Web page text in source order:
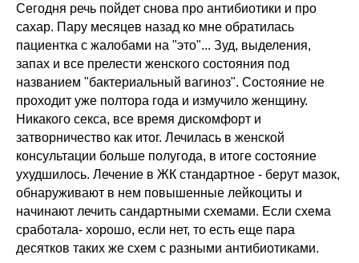
Сегодня речь пойдет снова про антибиотики и про
сахар. Пару месяцев назад ко мне обратилась
пациентка с жалобами на "это"... Зуд, выделения,
запах и все прелести женского состояния под
названием "бактериальный вагиноз". Состояние не
проходит уже полтора года и измучило женщину.
Никакого секса, все время дискомфорт и
затворничество как итог. Лечилась в женской
консультации больше полугода, в итоге состояние
ухудшилось. Лечение в ЖК стандартное - берут мазок,
обнаруживают в нем повышенные лейкоциты и
начинают лечить сандартными схемами. Если схема
сработала- хорошо, если нет, то есть еще пара
десятков таких же схем с разными антибиотиками.